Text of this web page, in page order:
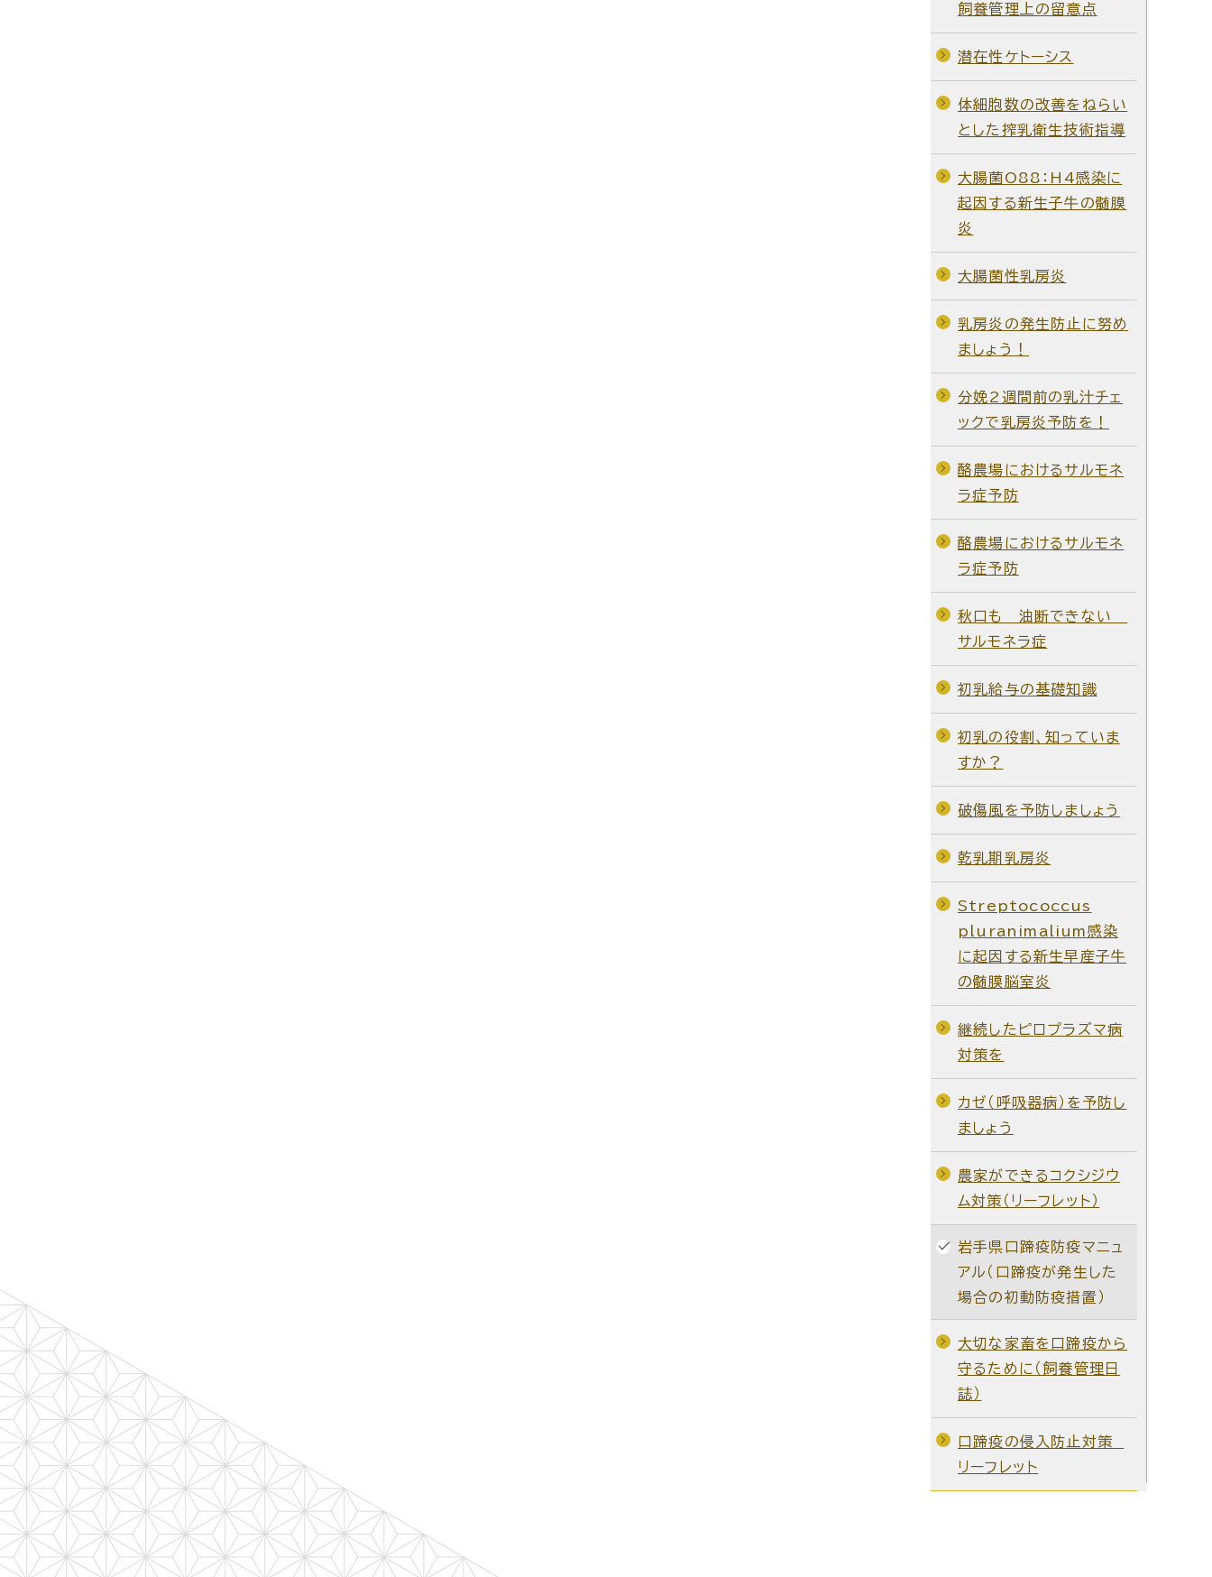
飼養管理上の留意点
潜在性ケトーシス
体細胞数の改善をねらい
とした搾乳衛生技術指導
大腸菌O88：H4感染に
起因する新生子牛の髄膜
炎
大腸菌性乳房炎
乳房炎の発生防止に努め
ましょう！
分娩2週間前の乳汁チェ
ックで乳房炎予防を！
酪農場におけるサルモネ
ラ症予防
酪農場におけるサルモネ
ラ症予防
秋口も 油断できない
サルモネラ症
初乳給与の基礎知識
初乳の役割、知っていま
すか？
破傷風を予防しましょう
乾乳期乳房炎
Streptococcus
pluranimalium感染
に起因する新生早産子牛
の髄膜脳室炎
継続したピロプラズマ病
対策を
カゼ（呼吸器病）を予防し
ましょう
農家ができるコクシジウ
ム対策（リーフレット）
岩手県口蹄疫防疫マニュ
アル（口蹄疫が発生した
場合の初動防疫措置）
大切な家畜を口蹄疫から
守るために（飼養管理日
誌）
口蹄疫の侵入防止対策
リーフレット